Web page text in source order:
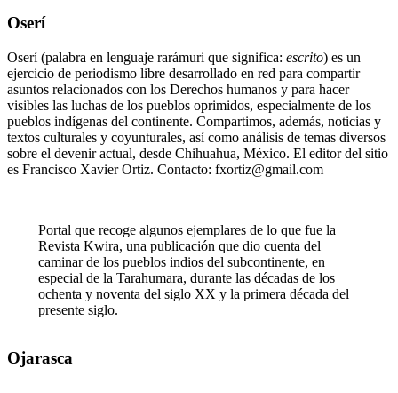
Oserí
Oserí (palabra en lenguaje rarámuri que significa: escrito) es un
ejercicio de periodismo libre desarrollado en red para compartir
asuntos relacionados con los Derechos humanos y para hacer
visibles las luchas de los pueblos oprimidos, especialmente de los
pueblos indígenas del continente. Compartimos, además, noticias y
textos culturales y coyunturales, así como análisis de temas diversos
sobre el devenir actual, desde Chihuahua, México. El editor del sitio
es Francisco Xavier Ortiz. Contacto: fxortiz@gmail.com
Portal que recoge algunos ejemplares de lo que fue la
Revista Kwira, una publicación que dio cuenta del
caminar de los pueblos indios del subcontinente, en
especial de la Tarahumara, durante las décadas de los
ochenta y noventa del siglo XX y la primera década del
presente siglo.
Ojarasca